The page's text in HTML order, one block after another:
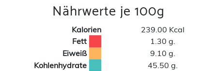
Nährwerte je 100g
Kalorien
239.00 Kcal
Fett
1.30 g.
Eiweiß
9.10 g.
Kohlenhydrate
45.50 g.